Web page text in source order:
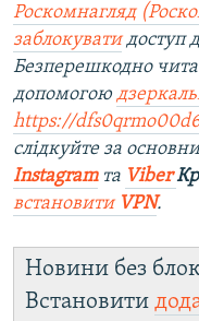
Роскомнагляд
заблокуватидоступ
Безперешкодно
допомогою
https://
слідкуйте за
Instagramта Viber
встановити VPN.
Новини без
Встановити